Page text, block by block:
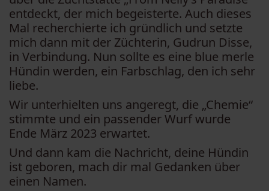
entdeckt, der mich begeisterte. Auch dieses
Mal recherchierte ich gründlich und setzte
mich dann mit der Züchterin, Gudrun Disse,
in Verbindung. Nun sollte es eine blue merle
Hündin werden, ein Farbschlag, den ich sehr
liebe.
Wir unterhielten uns angeregt, die „Chemie“
stimmte und ein passender Wurf wurde
Ende März 2023 erwartet.
Und dann kam die Nachricht, deine Hündin
ist geboren, mach dir mal Gedanken über
einen Namen.